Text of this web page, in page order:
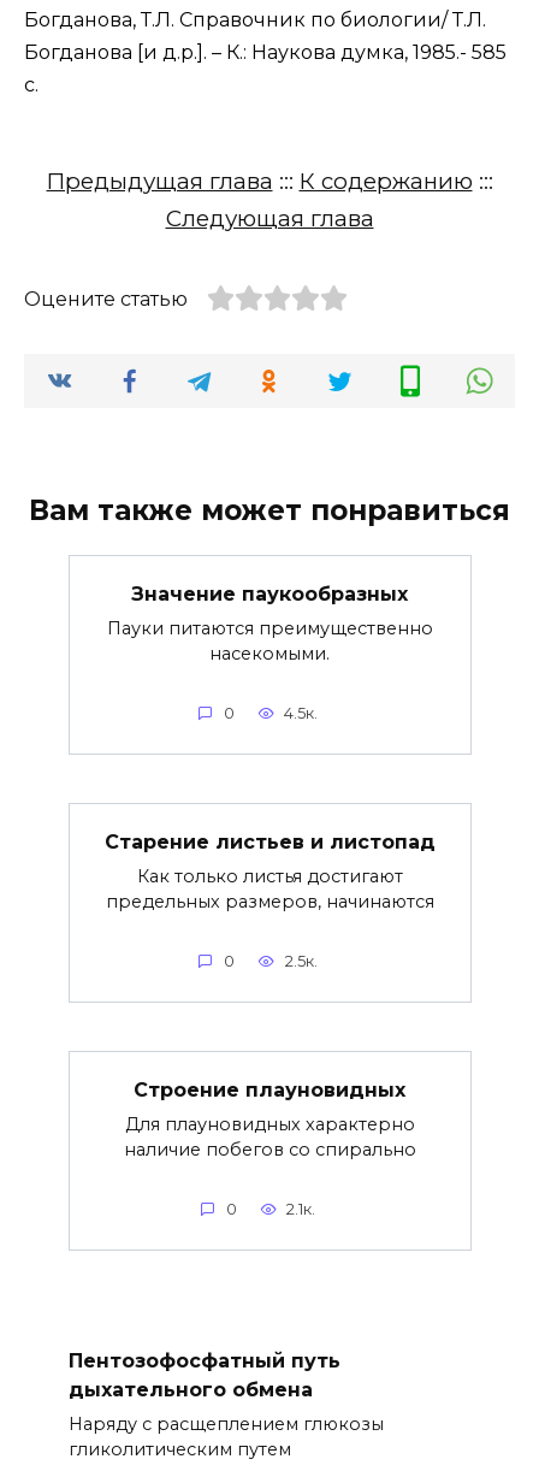
Богданова, Т.Л. Справочник по биологии/ Т.Л.
Богданова [и д.р.]. – К.: Наукова думка, 1985.- 585
с.
Предыдущая глава ::: К содержанию :::
Следующая глава
Оцените статью
Вам также может понравиться
Значение паукообразных
Пауки питаются преимущественно
насекомыми.
0 4.5к.
Старение листьев и листопад
Как только листья достигают
предельных размеров, начинаются
0 2.5к.
Строение плауновидных
Для плауновидных характерно
наличие побегов со спирально
0 2.1к.
Пентозофосфатный путь
дыхательного обмена
Наряду с расщеплением глюкозы
гликолитическим путем